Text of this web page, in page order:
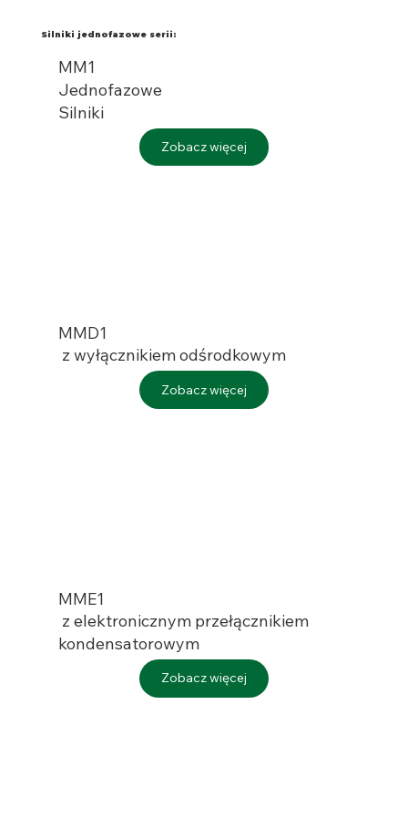
Silniki jednofazowe serii:
MM1
Jednofazowe
Silniki
Zobacz więcej
MMD1
z wyłącznikiem odśrodkowym
Zobacz więcej
MME1
z elektronicznym przełącznikiem
kondensatorowym
Zobacz więcej